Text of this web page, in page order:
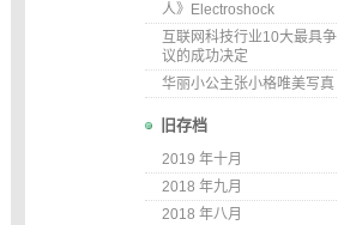
人》Electroshock
互联网科技行业10大最具争
议的成功决定
华丽小公主张小格唯美写真
旧存档
2019 年十月
2018 年九月
2018 年八月